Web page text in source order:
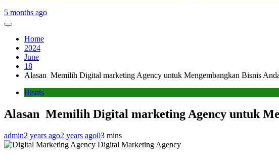
5 months ago
Home
2024
June
18
Alasan Memilih Digital marketing Agency untuk Mengembangkan Bisnis
Bisnis
Alasan Memilih Digital marketing Agency untuk
admin2 years ago2 years ago03 mins
Digital Marketing Agency